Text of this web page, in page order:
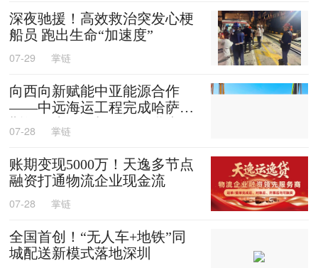
深夜驰援！高效救治突发心梗
船员 跑出生命“加速度”
07-29 掌链
向西向新赋能中亚能源合作
——中远海运工程完成哈萨克
斯坦阿克套燃机项目首批大件
设备跨境发运
07-28 掌链
账期变现5000万！天逸多节点
融资打通物流企业现金流
07-28 掌链
全国首创！“无人车+地铁”同
城配送新模式落地深圳